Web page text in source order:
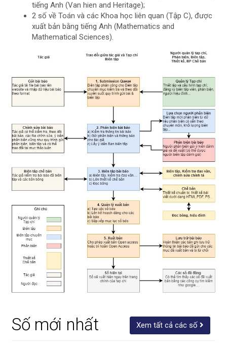
tiếng Anh (Van hien and Heritage);
2 số về Toán và các Khoa học liên quan (Tập C), được
xuất bản bằng tiếng Anh (Mathematics and
Mathematical Sciences).
Số mới nhất Xem tất cả các số